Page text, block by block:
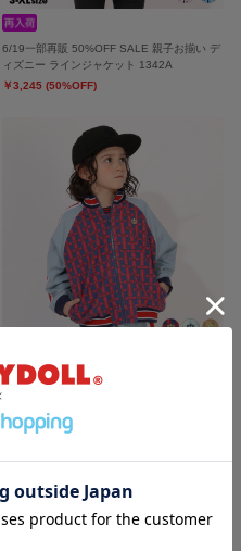
6/19一部再販 50%OFF SALE 親子お揃い デ
ィズニー ラインジャケット 1342A
￥3,245 (50%OFF)
6/19一部再販 50%OFF SALE モノグラムジ
ャケット 1381K (ボトムス別売り)
￥2,860 (50%OFF)